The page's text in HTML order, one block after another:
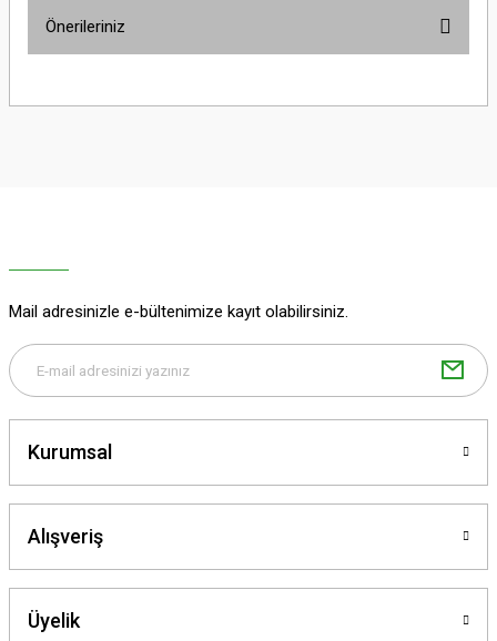
Önerileriniz
yetersiz gördüğünüz noktaları öneri formunu kullanarak tarafımıza
Bu ürüne benzer farklı alternatifler olmalı.
Mail adresinizle e-bültenimize kayıt olabilirsiniz.
Kurumsal
Alışveriş
Üyelik